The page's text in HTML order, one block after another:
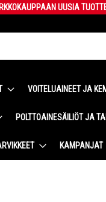
UUSIA
VOITELUAINEET JA
POLTTOAINESÄILIÖT JA
KAMPANJAT